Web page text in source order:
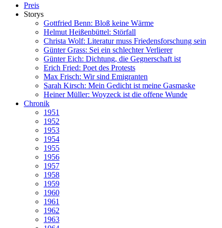
Preis
Storys
Gottfried Benn: Bloß keine Wärme
Helmut Heißenbüttel: Störfall
Christa Wolf: Literatur muss Friedensforschung sein
Günter Grass: Sei ein schlechter Verlierer
Günter Eich: Dichtung, die Gegnerschaft ist
Erich Fried: Poet des Protests
Max Frisch: Wir sind Emigranten
Sarah Kirsch: Mein Gedicht ist meine Gasmaske
Heiner Müller: Woyzeck ist die offene Wunde
Chronik
1951
1952
1953
1954
1955
1956
1957
1958
1959
1960
1961
1962
1963